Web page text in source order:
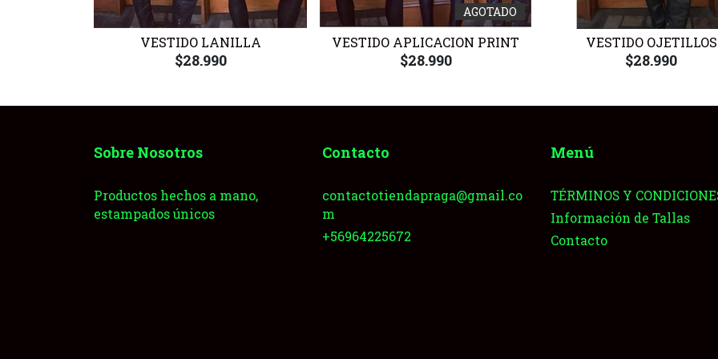
VESTIDO LANILLA
$28.990
AGOTADO
VESTIDO APLICACION PRINT
$28.990
VESTIDO OJETILLOS
$28.990
Sobre Nosotros
Productos hechos a mano,
estampados únicos
Contacto
contactotiendapraga@gmail.co
m
+56964225672
Menú
TÉRMINOS Y
Información de Tallas
Contacto